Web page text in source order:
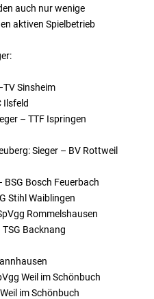
auch nur wenige
aktiven Spielbetrieb
Sinsheim
Ilsfeld
– TTF Ispringen
Sieger – BV Rottweil
Bosch Feuerbach
Stihl Waiblingen
Rommelshausen
Backnang
Weil im Schönbuch
im Schönbuch